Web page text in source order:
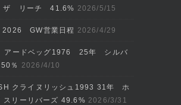
ザ リーチ 41.6% 2026/5/15
GW営業日程 2026/4/29
アードベッグ1976 25年 シルバ
％
2026/4/10
クライヌリッシュ1993 31年 ホ
スリーリバーズ 49.6% 2026/3/31